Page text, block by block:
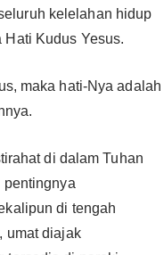
kelelahan hidup
Hati Kudus Yesus.
maka hati-Nya adalah
di dalam Tuhan
pentingnya
di tengah
umat diajak